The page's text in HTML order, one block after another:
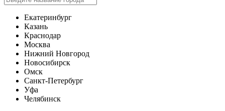
Екатеринбург
Казань
Краснодар
Москва
Нижний Новгород
Новосибирск
Омск
Санкт-Петербург
Уфа
Челябинск